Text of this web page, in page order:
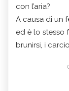
con l’aria?
A causa di un
ed è lo stesso
brunirsi, i